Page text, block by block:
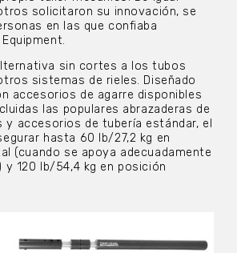
solicitaron su innovación, se
en las que confiaba
sin cortes a los tubos
sistemas de rieles. Diseñado
accesorios de agarre disponibles
las populares abrazaderas de
y accesorios de tubería estándar, el
hasta 60 lb/27,2 kg en
(cuando se apoya adecuadamente
y 120 lb/54,4 kg en posición